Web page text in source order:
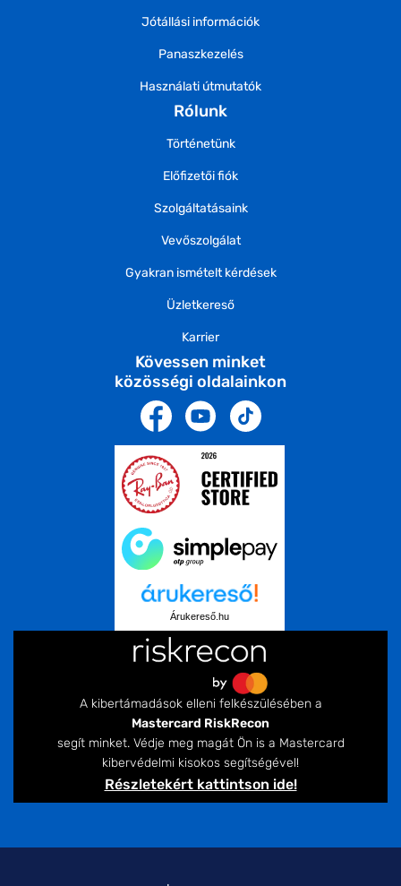
Jótállási információk
Panaszkezelés
Használati útmutatók
Rólunk
Történetünk
Előfizetői fiók
Szolgáltatásaink
Vevőszolgálat
Gyakran ismételt kérdések
Üzletkereső
Karrier
Kövessen minket
közösségi oldalainkon
Árukereső.hu
A kibertámadások elleni felkészülésében a
Mastercard RiskRecon
segít minket. Védje meg magát Ön is a Mastercard
kibervédelmi kisokos segítségével!
Részletekért kattintson ide!